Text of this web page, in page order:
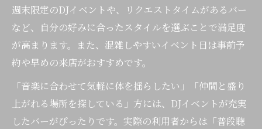
週末限定のDJイベントや、リクエストタイムがあるバー
など、自分の好みに合ったスタイルを選ぶことで満足度
が高まります。また、混雑しやすいイベント日は事前予
約や早めの来店がおすすめです。
「音楽に合わせて気軽に体を揺らしたい」「仲間と盛り
上がれる場所を探している」方には、DJイベントが充実
したバーがぴったりです。実際の利用者からは「普段聴